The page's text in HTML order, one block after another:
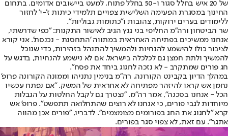
של 20 איש בחלל סגור ו-50 בחלל פתוח, למעט ביישובים אדומים. בתחום
החינוך במסגרת הפעימה השלישית צפויים תלמידי כיתות ז'-י' לחזור
ללימודים בערים ירוקות, צהובות ו"כתומות גבוליות".
שר הביטחון ורה"מ החליפי בני גנץ הגיב לאישור התקנות: "כפי שדרשתי,
אנחנו ממשיכים בפתיחה האחראית במתווה 'התחסנת - נכנסת'. אני קורא
לציבור כולו להישמע להנחיות ולהמשיך להתנהל בזהירות, כדי שנוכל
להמשיך ולתת חמצן גם לכלכלה בישראל. אם לא נישמע להנחיות, בדגש על
חג פורים שמתקרב - לא נזכה לחגוג ביחד את פסח".
במהלך הדיון בקבינט הקורונה, רה"מ בנימין נתניהו וממונה הקורונה פרופ'
נחמן אש קראו להיזהר מפתיחה לא אחראית של המשק. "אם נפתח עכשיו
הכל - אנחנו בסכנה", אמר רה"מ. "נצטרך גם לקבל החלטות על הגבלות
מיוחדות לגבי פורים, כי אנחנו לא רוצים שהתחלואה תתפשט". פרופ' אש
קרא "לחגוג את החג בפורומים מצומצמים". לדבריו, "פורים אכן מהווה
אתגר". עם זאת, לא צפוי סגר בפורים.